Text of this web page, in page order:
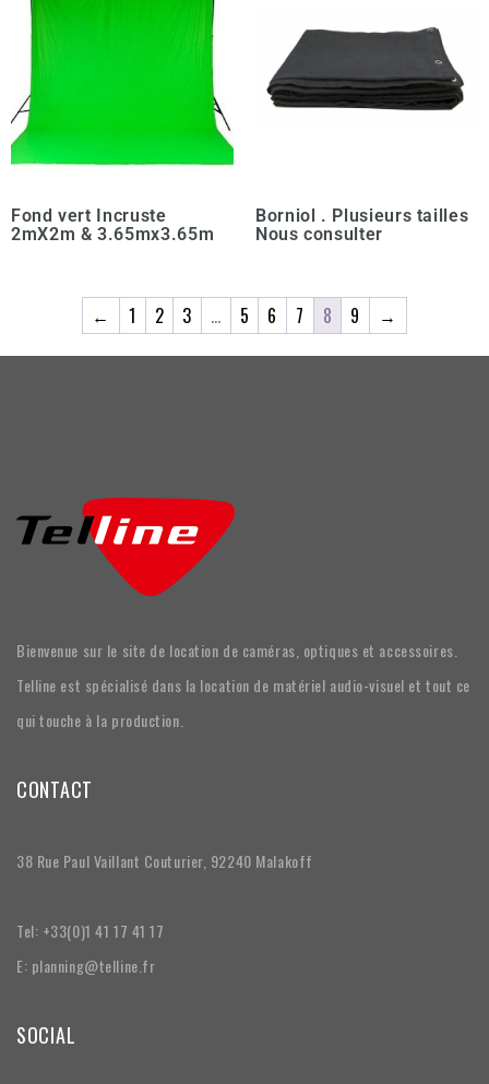
Fond vert Incruste
2mX2m & 3.65mx3.65m
Borniol . Plusieurs tailles
Nous consulter
← 1 2 3 … 5 6 7 8 9 →
Bienvenue sur le site de location de caméras, optiques et accessoires.
Telline est spécialisé dans la location de matériel audio-visuel et tout ce
qui touche à la production.
CONTACT
38 Rue Paul Vaillant Couturier, 92240 Malakoff
Tel: +33(0)1 41 17 41 17
E: planning@telline.fr
SOCIAL